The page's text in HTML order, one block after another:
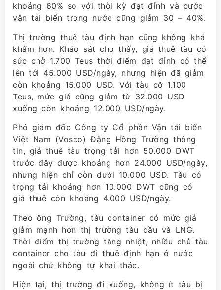
khoảng 60% so với thời kỳ đạt đỉnh và cước
vận tải biển trong nước cũng giảm 30 – 40%.
Thị trường thuê tàu định hạn cũng không khá
khẩm hơn. Khảo sát cho thấy, giá thuê tàu có
sức chở 1.700 Teus thời điểm đạt đỉnh có thể
lên tới 45.000 USD/ngày, nhưng hiện đã giảm
còn khoảng 15.000 USD. Với tàu cỡ 1.100
Teus, mức giá cũng giảm từ 32.000 USD
xuống còn khoảng 12.000 USD/ngày.
Phó giám đốc Công ty Cổ phần Vận tải biển
Việt Nam (Vosco) Đặng Hồng Trường thông
tin, giá thuê tàu trọng tải hơn 50.000 DWT
trước đây được khoảng hơn 24.000 USD/ngày,
nhưng hiện chỉ còn dưới 10.000 USD. Tàu có
trọng tải khoảng hơn 10.000 DWT cũng có
giá thuê còn khoảng 4.000 USD/ngày.
Theo ông Trường, tàu container có mức giá
giảm mạnh hơn thị trường tàu dầu và LNG.
Thời điểm thị trường tăng nhiệt, nhiều chủ tàu
container cho tàu đi thuê định hạn ở nước
ngoài chứ không tự khai thác.
Hiện tại, thị trường đi xuống, không ít tàu bị